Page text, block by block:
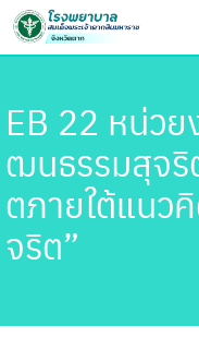
EB 22 หน่วย
ฒนธรรมสุจริ
ตภายใต้แนว
จริต”